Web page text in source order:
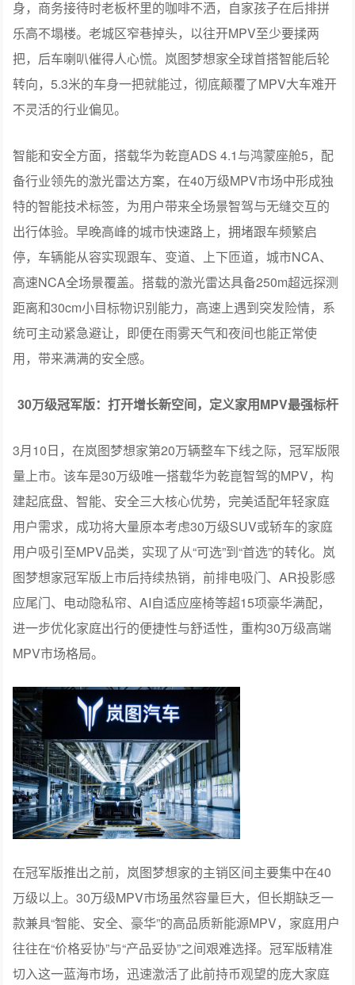
智能和安全方面，搭载华为乾崑ADS 4.1与鸿蒙座舱5，配
备行业领先的激光雷达方案，在40万级MPV市场中形成独
特的智能技术标签，为用户带来全场景智驾与无缝交互的
出行体验。早晚高峰的城市快速路上，拥堵跟车频繁启
高速NCA全场景覆盖。搭载的激光雷达具备250m超远探测
距离和30cm小目标物识别能力，高速上遇到突发险情，系
统可主动紧急避让，即便在雨雾天气和夜间也能正常使
用，带来满满的安全感。
30万级冠军版：打开增长新空间，定义家用MPV最强标杆
3月10日，在岚图梦想家第20万辆整车下线之际，冠军版限
量上市。该车是30万级唯一搭载华为乾崑智驾的MPV，构
用户需求，成功将大量原本考虑30万级SUV或轿车的家庭
图梦想家冠军版上市后持续热销，前排电吸门、AR投影感
应尾门、电动隐私帘、AI自适应座椅等超15项豪华满配，
进一步优化家庭出行的便捷性与舒适性，重构30万级高端
MPV市场格局。
在冠军版推出之前，岚图梦想家的主销区间主要集中在40
万级以上。30万级MPV市场虽然容量巨大，但长期缺乏一
款兼具“智能、安全、豪华”的高品质新能源MPV，家庭用户
往往在“价格妥协”与“产品妥协”之间艰难选择。冠军版精准
用户群体。据销量结构分析，冠军版上市后，30万级车型
在岚图梦想家整体销量中迅速攀升，成为推动4月全品类销
冠的核心增长引擎。
岚图梦想家冠军版是30万级唯一搭载华为乾崑智驾ADS 4.1